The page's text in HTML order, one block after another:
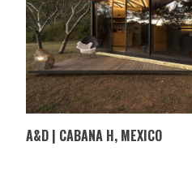
A&D | CABANA H, MEXICO